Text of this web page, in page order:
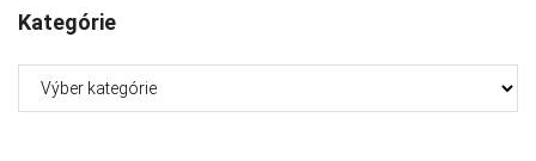
Kategórie